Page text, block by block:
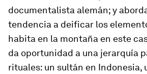
documentalista alemán; y
tendencia a deificar los
habita en la montaña en este
da oportunidad a una jerarquía
rituales: un sultán en Indonesia,